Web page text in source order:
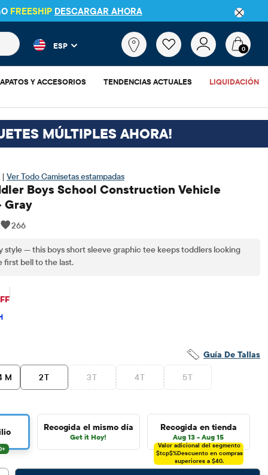
FREESHIP DESCARGAR AHORA
populares y los resultados de productos a medida que
ESP 0
Y ACCESORIOS TENDENCIAS ACTUALES LIQUIDACIÓN
MÚLTIPLES AHORA!
| Ver Todo Camisetas estampadas
Boys School Construction Vehicle
Gray
266
style — this boys short sleeve graphic tee keeps toddlers looking
first bell to the last.
original: $11.95
Guía De Tallas
M 2T 3T 4T 5T
Recogida el mismo día
Get it Hoy!
Recogida en tienda
Aug 13 - Aug 15
Valor adicional del segmento
$tcp$%Descuento en compras
superiores a $40.